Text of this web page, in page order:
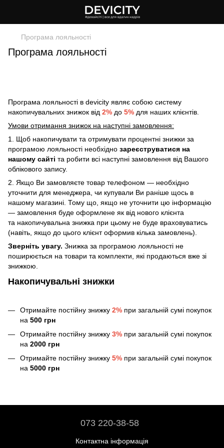
Програма лояльності
Програма лояльності
Програма лояльності в devicity являє собою систему
накопичувальних знижок від 2% до 5% для наших клієнтів.
Умови отримання знижок на наступні замовлення:
1. Щоб накопичувати та отримувати процентні знижки за
програмою лояльності необхідно зареєструватися на
нашому сайті та робити всі наступні замовлення від Вашого
облікового запису.
2. Якщо Ви замовляєте товар телефоном — необхідно
уточнити для менеджера, чи купували Ви раніше щось в
нашому магазині. Тому що, якщо не уточнити цю інформацію
— замовлення буде оформлене як від нового клієнта
та накопичувальна знижка при цьому не буде враховуватись
(навіть, якщо до цього клієнт оформив кілька замовлень).
Зверніть увагу. Знижка за програмою лояльності не
поширюється на товари та комплекти, які продаються вже зі
знижкою.
Накопичувальні знижки
Отримайте постійну знижку 2% при загальній сумі покупок
на 500 грн
Отримайте постійну знижку 3% при загальній сумі покупок
на 2000 грн
Отримайте постійну знижку 5% при загальній сумі покупок
на 5000 грн
073 220-38-58
Контактна інформація